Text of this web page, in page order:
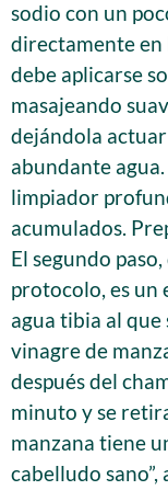
sodio con un
directamente en
debe aplicarse
masajeando
dejándola
abundante
limpiador
acumulados.
El segundo
protocolo, es un
agua tibia al que
vinagre de
después del
minuto y se
manzana tiene
cabelludo sano”,